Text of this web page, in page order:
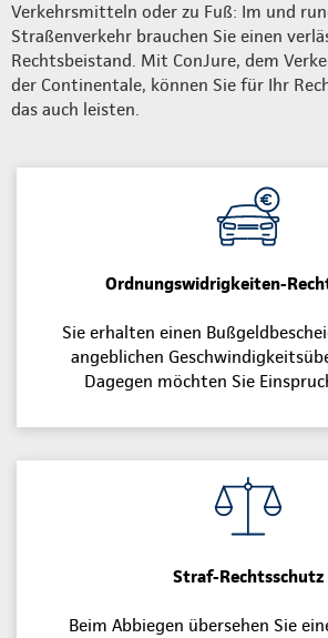
Verkehrsmitteln oder zu Fuß: Im und
Straßenverkehr brauchen Sie einen
Rechtsbeistand. Mit ConJure, dem
der Continentale, können Sie für Ihr
das auch leisten.
Ordnungswidrigkeiten-
Sie erhalten einen
angeblichen
Dagegen möchten Sie
Straf-Rechtsschutz
Beim Abbiegen übersehen Sie